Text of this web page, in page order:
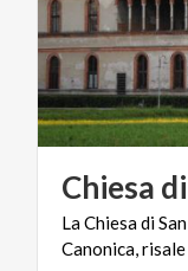
Chiesa di
LaChiesadiSan
Canonica,risale